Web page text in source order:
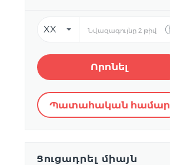
XX
Որոնել
Պատահական համար
Ցուցադրել միայն